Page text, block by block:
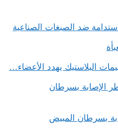
ضد الصبغات الصناعية
البلاستيك يهدد الأعضاء…
بسرطان المبيض